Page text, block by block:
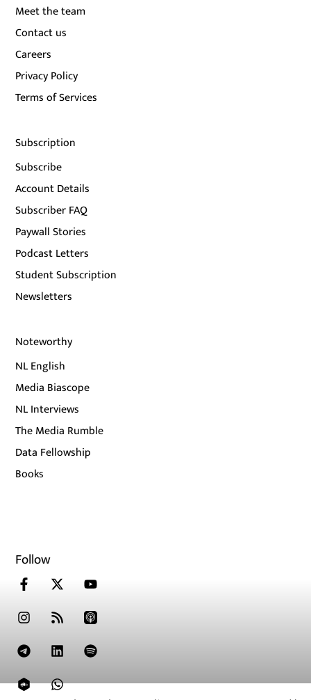
Meet the team
Contact us
Careers
Privacy Policy
Terms of Services
Subscription
Subscribe
Account Details
Subscriber FAQ
Paywall Stories
Podcast Letters
Student Subscription
Newsletters
Noteworthy
NL English
Media Biascope
NL Interviews
The Media Rumble
Data Fellowship
Books
Follow